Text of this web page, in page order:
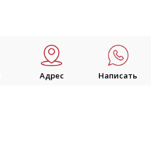
Адрес Написать